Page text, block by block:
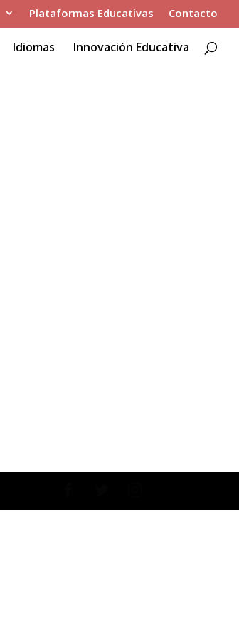
Plataformas Educativas Contacto
Idiomas Innovación Educativa